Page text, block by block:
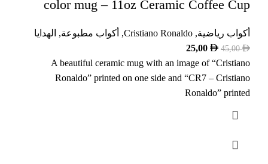
color mug – 11oz Ceramic Coffee Cup
أكواب رياضية,
Cristiano Ronaldo
, أكواب مطبوعة, الهدايا
45,00
25,00
A beautiful ceramic mug with an image of “Cristiano
Ronaldo” printed on one side and “CR7 – Cristiano
Ronaldo” printed